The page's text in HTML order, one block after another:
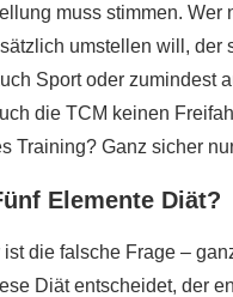
muss stimmen.
umstellen will,
Sport oder zumindest
die TCM keinen
Training? Ganz sicher
Elemente Diät?
die falsche Frage –
Diät entscheidet, der